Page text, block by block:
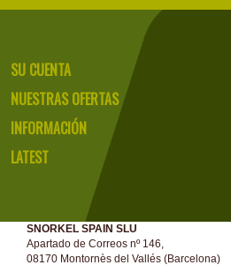
SU CUENTA
NUESTRAS OFERTAS
INFORMACIÓN
LATEST
SNORKEL SPAIN SLU
Apartado de Correos nº 146,
08170 Montornès del Vallés (Barcelona)